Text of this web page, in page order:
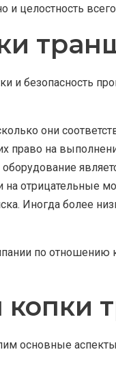
целостность
и безопасность
они
право на
на отрицательные
Иногда более
по
основные